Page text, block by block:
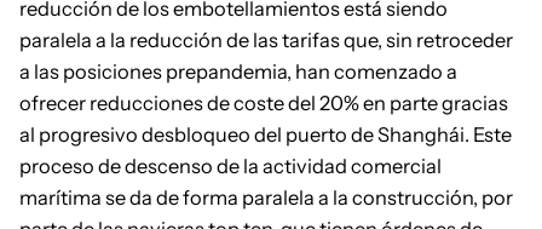
reducción de los embotellamientos está siendo
paralela a la reducción de las tarifas que, sin retroceder
a las posiciones prepandemia, han comenzado a
ofrecer reducciones de coste del 20% en parte gracias
al progresivo desbloqueo del puerto de Shanghái. Este
proceso de descenso de la actividad comercial
marítima se da de forma paralela a la construcción, por